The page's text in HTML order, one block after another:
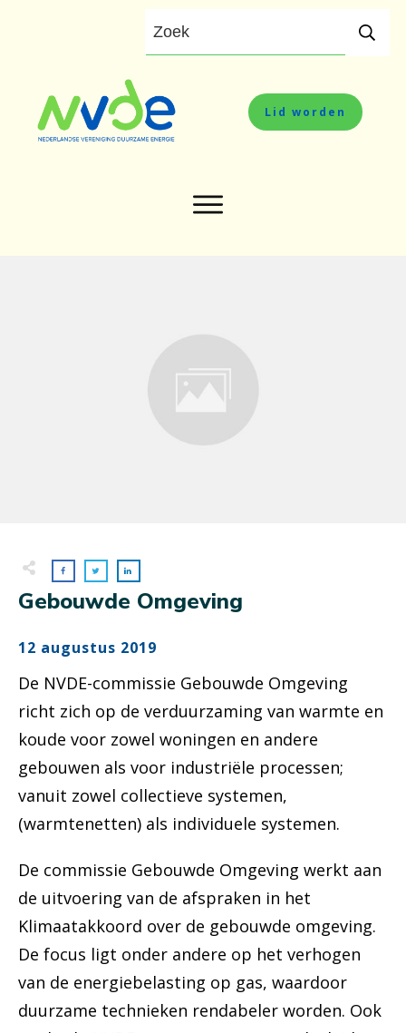
Lid worden
Gebouwde Omgeving
12 augustus 2019
De NVDE-commissie Gebouwde Omgeving
richt zich op de verduurzaming van warmte en
koude voor zowel woningen en andere
gebouwen als voor industriële processen;
vanuit zowel collectieve systemen,
(warmtenetten) als individuele systemen.
De commissie Gebouwde Omgeving werkt aan
de uitvoering van de afspraken in het
Klimaatakkoord over de gebouwde omgeving.
De focus ligt onder andere op het verhogen
van de energiebelasting op gas, waardoor
duurzame technieken rendabeler worden. Ook